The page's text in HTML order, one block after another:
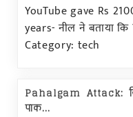
YouTube gave Rs
years- नील ने बताया
Category: tech
Pahalgam Attack:
पाक...